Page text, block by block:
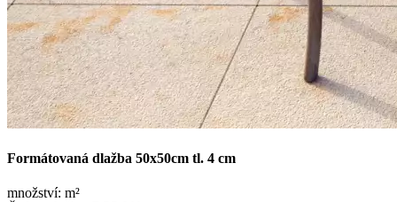
Formátovaná dlažba 50x50cm tl. 4 cm
množství: m²